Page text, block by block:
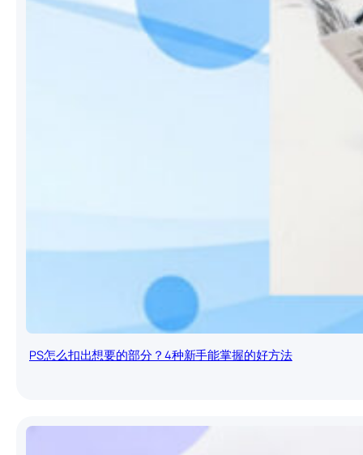
PS怎么扣出想要的部分？4种新手能掌握的好方法